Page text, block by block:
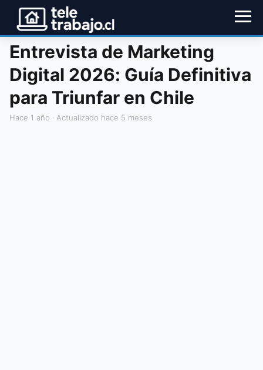
Entrevista de Marketing
Digital 2026: Guía Definitiva
para Triunfar en Chile
hace 1 año · Actualizado hace 5 meses